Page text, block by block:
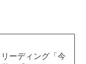
ーディング「今